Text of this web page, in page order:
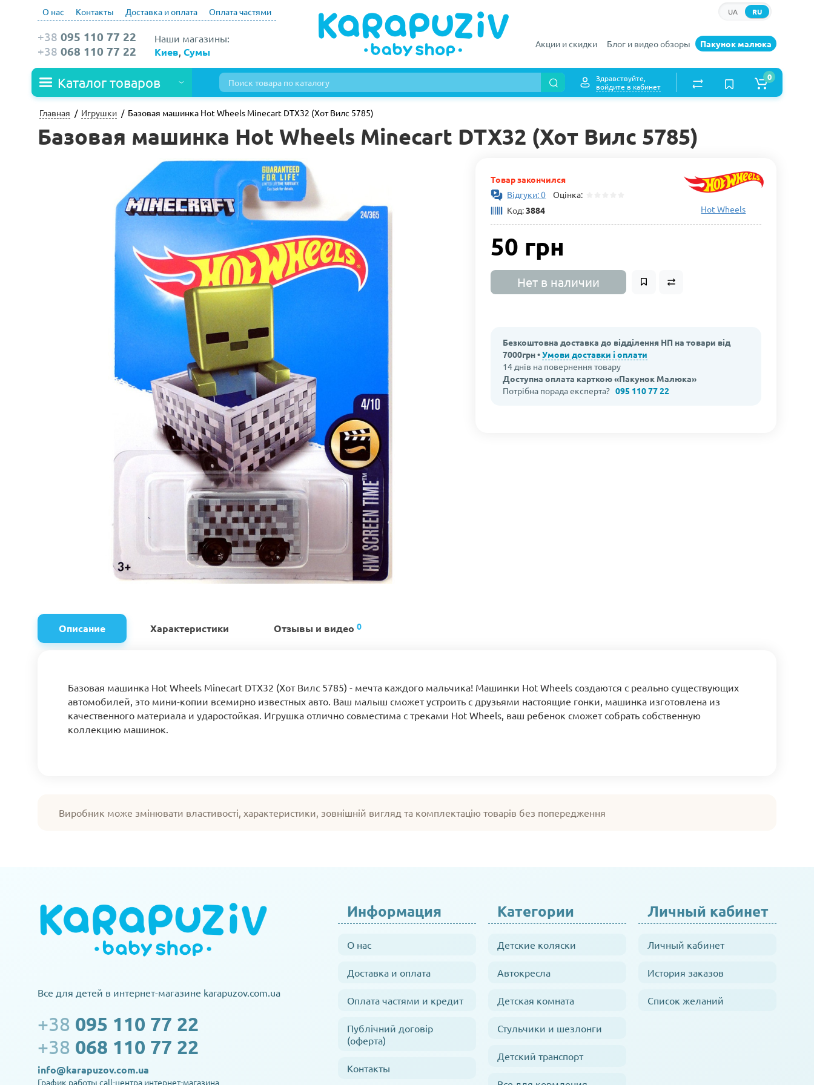
О нас Контакты Доставка и оплата Оплата частями RU
UA
Наши магазины:
Киев Сумы
+38 095 110 77 22
+38 068 110 77 22
Акции и скидки Блог и видео обзоры Пакунок малюка
Каталог товаров
Здравствуйте,
войдите в кабинет
0
Главная Игрушки Базовая машинка Hot Wheels Minecart DTX32 (Хот Вилс 5785)
Базовая машинка Hot Wheels Minecart DTX32 (Хот Вилс 5785)
Товар закончился
Відгуки: 0 Оцінка:
Код:3884 Hot Wheels
50 грн
Нет в наличии
Безкоштовна доставка до відділення НП на товари від
7000грн •Умови доставки і оплати
14 днів на повернення товару
Доступна оплата карткою «Пакунок Малюка»
Потрібна порада експерта?095 110 77 22
Описание Характеристики Отзывы и видео 0
Базовая машинка Hot Wheels Minecart DTX32 (Хот Вилс 5785) - мечта каждого мальчика! Машинки Hot Wheels создаются с реально существующих
автомобилей, это мини-копии всемирно известных авто. Ваш малыш сможет устроить с друзьями настоящие гонки, машинка изготовлена из
качественного материала и ударостойкая. Игрушка отлично совместима с треками Hot Wheels, ваш ребенок сможет собрать собственную
коллекцию машинок.
Виробник може змінювати властивості, характеристики, зовнішній вигляд та комплектацію товарів без попередження
Все для детей в интернет-магазине karapuzov.com.ua
+38 095 110 77 22
+38 068 110 77 22
info@karapuzov.com.ua
График работы call-центра интернет-магазина
Информация
О нас
Доставка и оплата
Оплата частями и кредит
Публічний договір
(оферта)
Контакты
Категории
Детские коляски
Автокресла
Детская комната
Стульчики и шезлонги
Детский транспорт
Личный кабинет
Личный кабинет
История заказов
Список желаний